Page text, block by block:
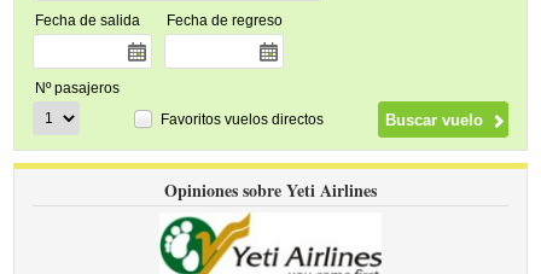
Fecha de salida Fecha de regreso
Nº pasajeros
Favoritos vuelos directos
Opiniones sobre Yeti Airlines